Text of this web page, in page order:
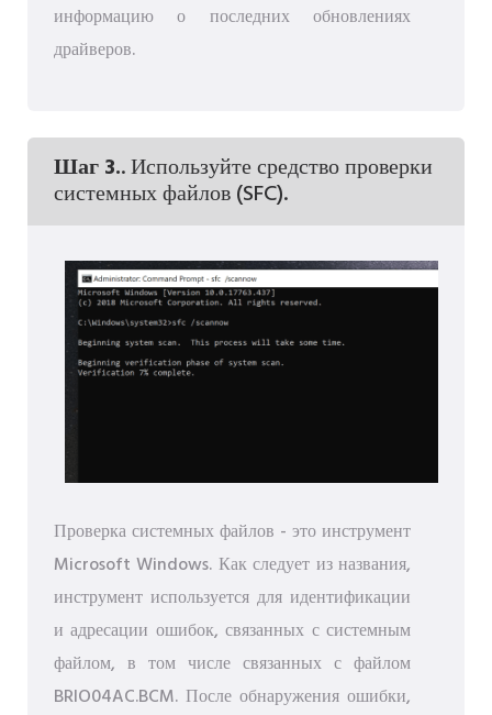
информацию о последних обновлениях
драйверов.
Шаг 3.. Используйте средство проверки
системных файлов (SFC).
Проверка системных файлов - это инструмент
Microsoft Windows. Как следует из названия,
инструмент используется для идентификации
и адресации ошибок, связанных с системным
файлом, в том числе связанных с файлом
BRIO04AC.BCM. После обнаружения ошибки,